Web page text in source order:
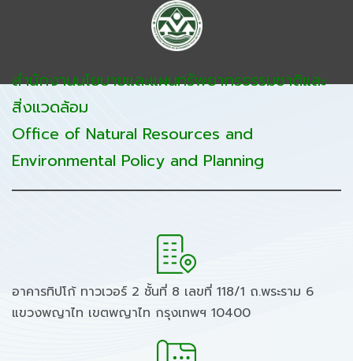
สำนักงานนโยบายและแผนทรัพยากรธรรมชาติและ
สิ่งแวดล้อม
Office of Natural Resources and
Environmental Policy and Planning
อาคารทิปโก้ ทาวเวอร์ 2 ชั้นที่ 8 เลขที่ 118/1 ถ.พระราม 6
แขวงพญาไท เขตพญาไท กรุงเทพฯ 10400